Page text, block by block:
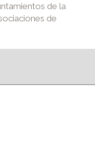
de la
de